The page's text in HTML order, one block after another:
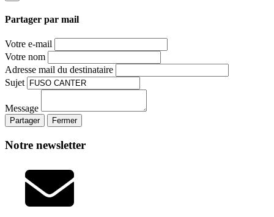
Partager par mail
Votre e-mail
Votre nom
Adresse mail du destinataire
Sujet
Message
Partager Fermer
Notre newsletter